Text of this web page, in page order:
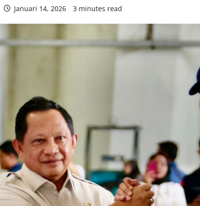
Januari 14, 2026 3 minutes read